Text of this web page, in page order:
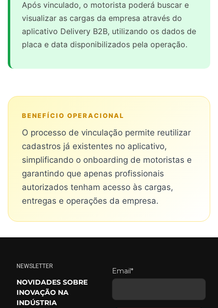
Após vinculado, o motorista poderá buscar e
visualizar as cargas da empresa através do
aplicativo Delivery B2B, utilizando os dados de
placa e data disponibilizados pela operação.
BENEFÍCIO OPERACIONAL
O processo de vinculação permite reutilizar
cadastros já existentes no aplicativo,
simplificando o onboarding de motoristas e
garantindo que apenas profissionais
autorizados tenham acesso às cargas,
entregas e operações da empresa.
NEWSLETTER
NOVIDADES SOBRE
INOVAÇÃO NA
INDÚSTRIA
Email*